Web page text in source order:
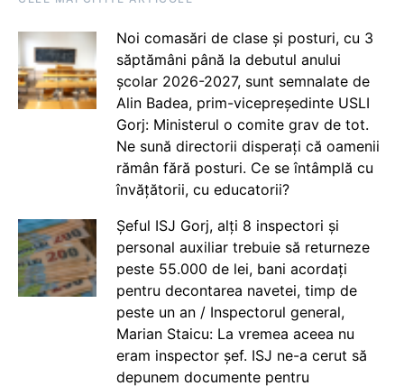
Noi comasări de clase și posturi, cu 3
săptămâni până la debutul anului
școlar 2026-2027, sunt semnalate de
Alin Badea, prim-vicepreședinte USLI
Gorj: Ministerul o comite grav de tot.
Ne sună directorii disperați că oamenii
rămân fără posturi. Ce se întâmplă cu
învățătorii, cu educatorii?
Șeful ISJ Gorj, alți 8 inspectori și
personal auxiliar trebuie să returneze
peste 55.000 de lei, bani acordați
pentru decontarea navetei, timp de
peste un an / Inspectorul general,
Marian Staicu: La vremea aceea nu
eram inspector șef. ISJ ne-a cerut să
depunem documente pentru